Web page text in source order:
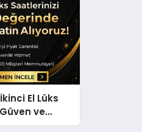
El Lüks
ve